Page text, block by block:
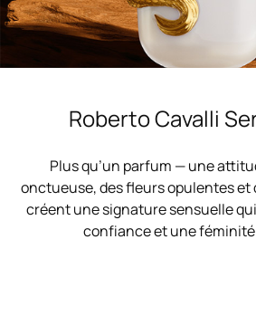
Roberto Cavalli
Plus qu’un parfum — une
onctueuse, des fleurs opulentes et
créent une signature sensuelle
confiance et une